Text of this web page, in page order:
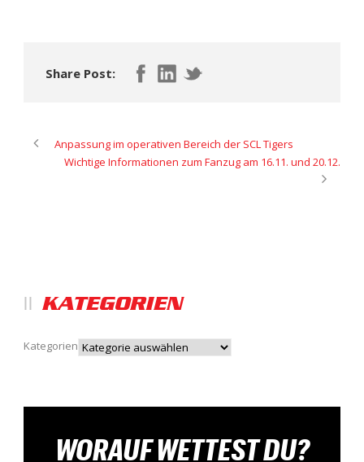
Share Post:
Anpassung im operativen Bereich der SCL Tigers
Wichtige Informationen zum Fanzug am 16.11. und 20.12.
KATEGORIEN
Kategorien